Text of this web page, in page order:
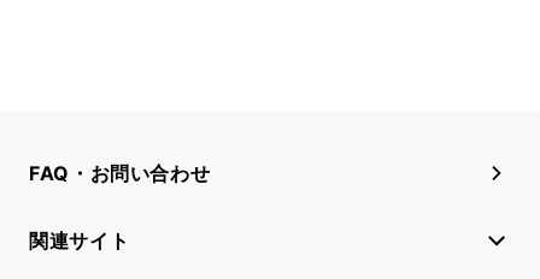
FAQ・お問い合わせ
関連サイト